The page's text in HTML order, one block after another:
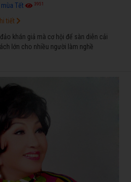
Tết 3951
khán giả mà cơ hội để sàn diễn cải
lớn cho nhiều người làm nghề
tiết